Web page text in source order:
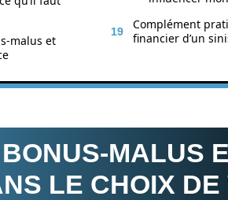
malus et
Complément
financier d’un
MALUS
LE CHOIX DE